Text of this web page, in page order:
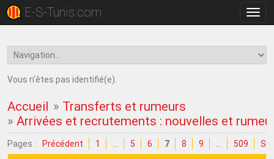
la
E-S-Tunis.com
Vous n'êtes pas identifié(e).
Accueil » Transferts et rumeurs
» Arrivées et recrutements : nouvelles et
Pages : Précédent 1 5 6 7 8 9 509